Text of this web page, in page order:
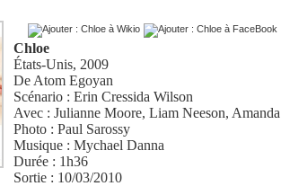
Chloe
États-Unis, 2009
De Atom Egoyan
Scénario :Erin Cressida Wilson
Avec :Julianne Moore,Liam Neeson,
Photo :Paul Sarossy
Musique :Mychael Danna
Durée : 1h36
Sortie : 10/03/2010